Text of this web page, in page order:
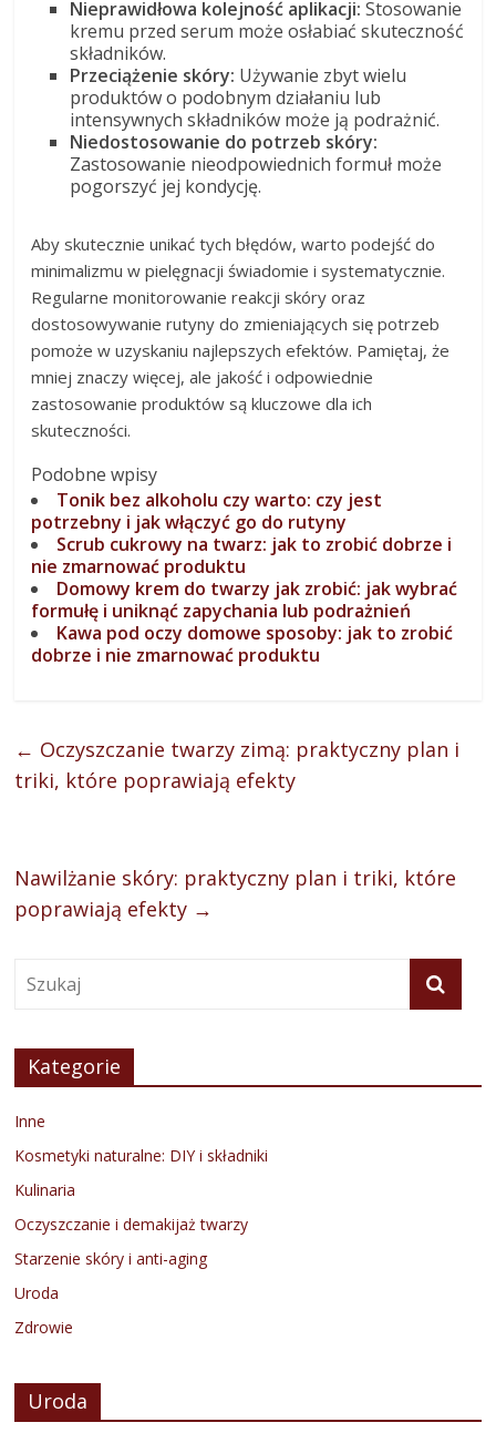
Nieprawidłowa kolejność aplikacji: Stosowanie
kremu przed serum może osłabiać skuteczność
składników.
Przeciążenie skóry: Używanie zbyt wielu
produktów o podobnym działaniu lub
intensywnych składników może ją podrażnić.
Niedostosowanie do potrzeb skóry:
Zastosowanie nieodpowiednich formuł może
pogorszyć jej kondycję.
Aby skutecznie unikać tych błędów, warto podejść do
minimalizmu w pielęgnacji świadomie i systematycznie.
Regularne monitorowanie reakcji skóry oraz
dostosowywanie rutyny do zmieniających się potrzeb
pomoże w uzyskaniu najlepszych efektów. Pamiętaj, że
mniej znaczy więcej, ale jakość i odpowiednie
zastosowanie produktów są kluczowe dla ich
skuteczności.
Podobne wpisy
Tonik bez alkoholu czy warto: czy jest
potrzebny i jak włączyć go do rutyny
Scrub cukrowy na twarz: jak to zrobić dobrze i
nie zmarnować produktu
Domowy krem do twarzy jak zrobić: jak wybrać
formułę i uniknąć zapychania lub podrażnień
Kawa pod oczy domowe sposoby: jak to zrobić
dobrze i nie zmarnować produktu
← Oczyszczanie twarzy zimą: praktyczny plan i
triki, które poprawiają efekty
Nawilżanie skóry: praktyczny plan i triki, które
poprawiają efekty →
Kategorie
Inne
Kosmetyki naturalne: DIY i składniki
Kulinaria
Oczyszczanie i demakijaż twarzy
Starzenie skóry i anti-aging
Uroda
Zdrowie
Uroda